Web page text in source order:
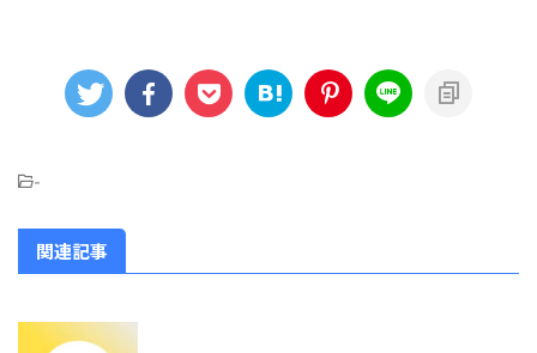
-
関連記事